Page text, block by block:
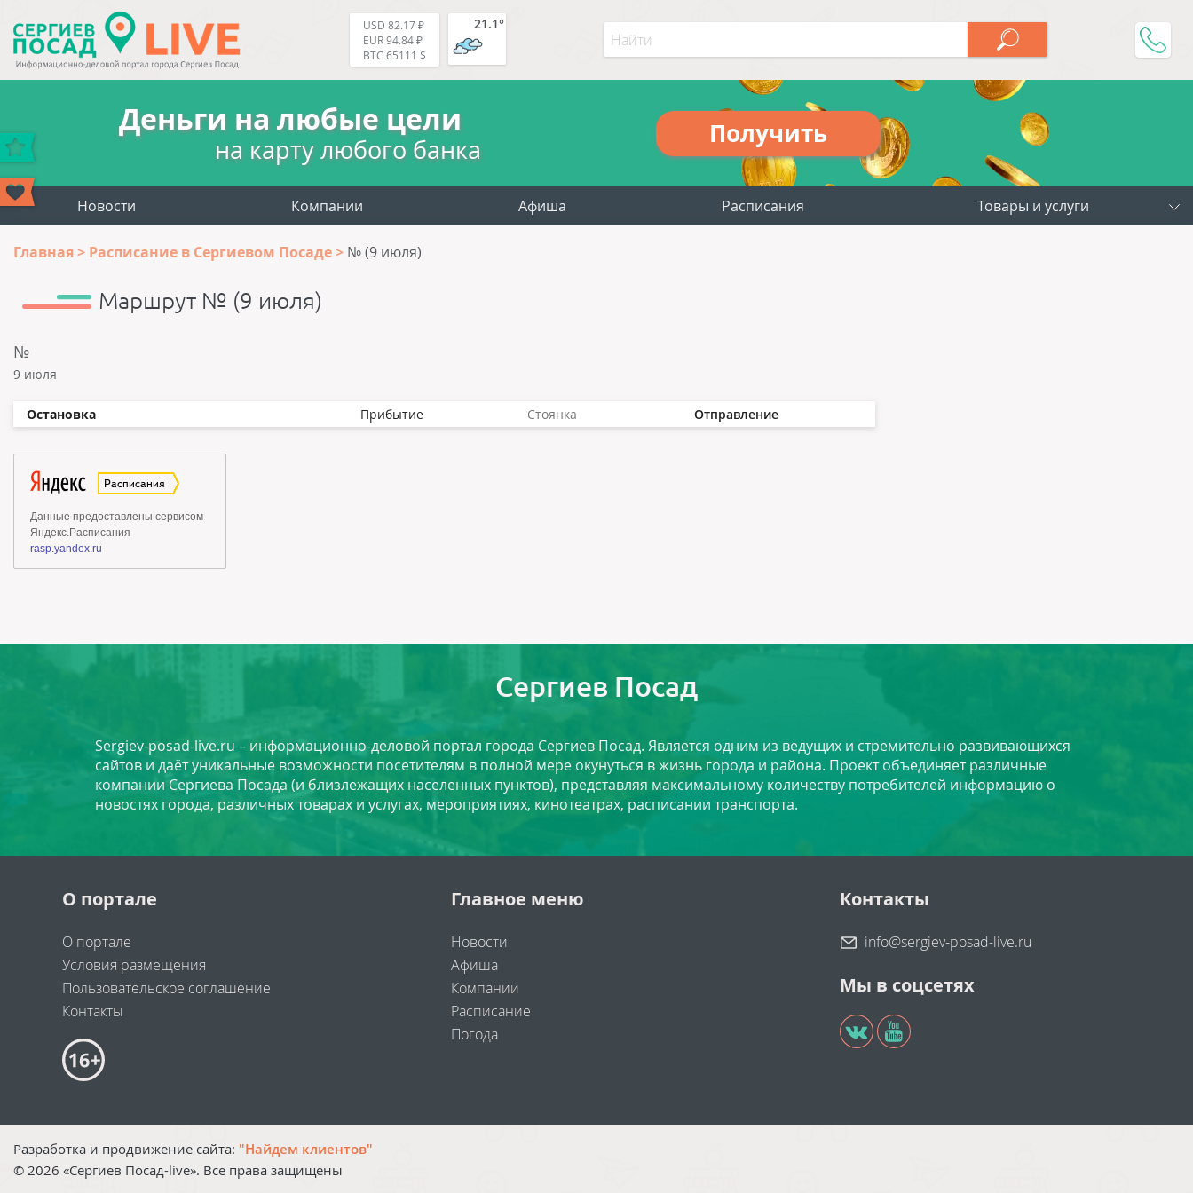
USD 82.17 ₽
EUR 94.84 ₽
BTC 65111 $
21.1°
Деньги на любые цели
на карту любого банка
Получить
Новости Компании Афиша Расписания Товары и услуги
Главная Расписание в Сергиевом Посаде № (9 июля)
Маршрут № (9 июля)
№
9 июля
Остановка Прибытие Стоянка Отправление
Сергиев Посад
Sergiev-posad-live.ru – информационно-деловой портал города Сергиев Посад. Является одним из ведущих и стремительно развивающихся
сайтов и даёт уникальные возможности посетителям в полной мере окунуться в жизнь города и района. Проект объединяет различные
компании Сергиева Посада (и близлежащих населенных пунктов), представляя максимальному количеству потребителей информацию о
новостях города, различных товарах и услугах, мероприятиях, кинотеатрах, расписании транспорта.
О портале
О портале
Условия размещения
Пользовательское соглашение
Контакты
Главное меню
Новости
Афиша
Компании
Расписание
Погода
Контакты
info@sergiev-posad-live.ru
Мы в соцсетях
Разработка и продвижение сайта: "Найдем клиентов"
© 2026 «Сергиев Посад-live». Все права защищены